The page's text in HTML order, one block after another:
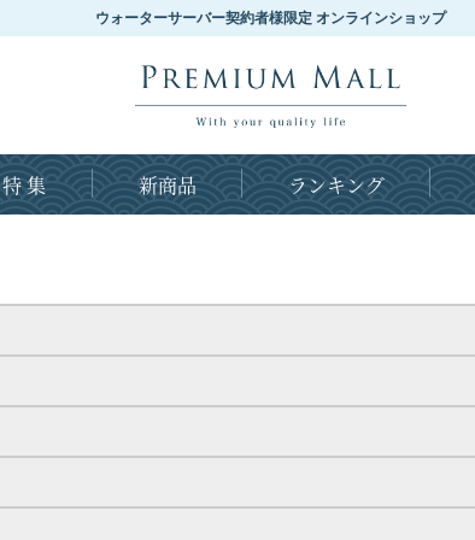
ウォーターサーバー契約者様限定 オンラインショップ
特 集 新商品 ランキング